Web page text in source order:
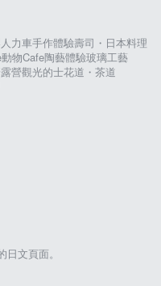
人力車手作體驗壽司・日本料理
動物Cafe陶藝體驗玻璃工藝
營觀光的士花道・茶道
文頁面。